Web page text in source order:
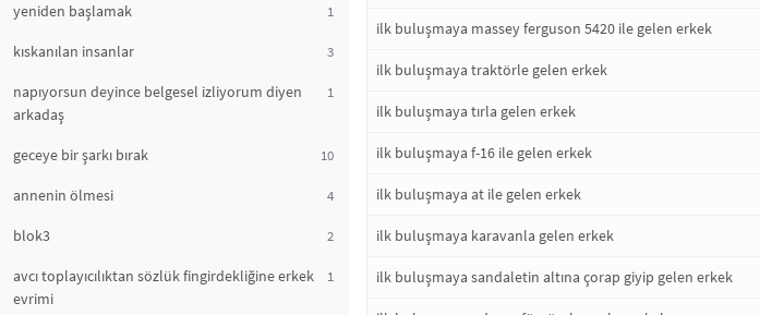
yeniden başlamak 1
kıskanılan insanlar 3
napıyorsun deyince belgesel izliyorum diyen
arkadaş
1
geceye bir şarkı bırak 10
annenin ölmesi 4
blok3 2
avcı toplayıcılıktan sözlük fingirdekliğine erkek
evrimi
1
ilk buluşmaya massey ferguson 5420 ile gelen erkek
ilk buluşmaya traktörle gelen erkek
ilk buluşmaya tırla gelen erkek
ilk buluşmaya f-16 ile gelen erkek
ilk buluşmaya at ile gelen erkek
ilk buluşmaya karavanla gelen erkek
ilk buluşmaya sandaletin altına çorap giyip gelen erkek